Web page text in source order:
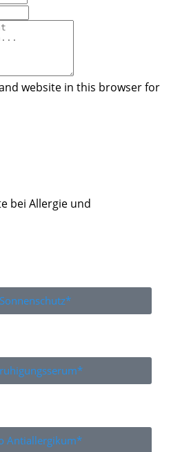
website in this browser for
bei Allergie und
Antiallergikum*